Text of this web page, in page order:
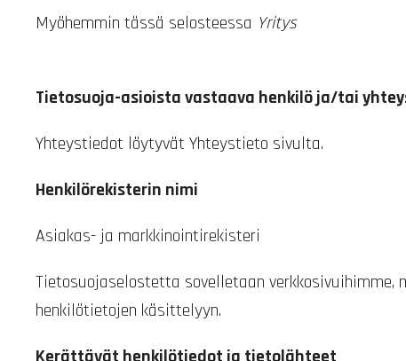
Myöhemmin tässä selosteessa Yritys
Tietosuoja-asioista vastaava henkilö ja/tai
Yhteystiedot löytyvät Yhteystieto sivulta.
Henkilörekisterin nimi
Asiakas- ja markkinointirekisteri
Tietosuojaselostetta sovelletaan
henkilötietojen käsittelyyn.